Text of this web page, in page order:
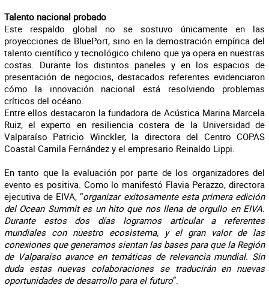
Talento nacional probado
Este respaldo global no se sostuvo únicamente en las
proyecciones de BluePort, sino en la demostración empírica del
talento científico y tecnológico chileno que ya opera en nuestras
costas. Durante los distintos paneles y en los espacios de
presentación de negocios, destacados referentes evidenciaron
cómo la innovación nacional está resolviendo problemas
críticos del océano.
Entre ellos destacaron la fundadora de Acústica Marina Marcela
Ruiz, el experto en resiliencia costera de la Universidad de
Valparaíso Patricio Winckler, la directora del Centro COPAS
Coastal Camila Fernández y el empresario Reinaldo Lippi.
En tanto que la evaluación por parte de los organizadores del
evento es positiva. Como lo manifestó Flavia Perazzo, directora
ejecutiva de EIVA, “organizar exitosamente esta primera edición
del Ocean Summit es un hito que nos llena de orgullo en EIVA.
Durante estos dos días logramos articular a referentes
mundiales con nuestro ecosistema, y el gran valor de las
conexiones que generamos sientan las bases para que la Región
de Valparaíso avance en temáticas de relevancia mundial. Sin
duda estas nuevas colaboraciones se traducirán en nuevas
oportunidades de desarrollo para el futuro”.